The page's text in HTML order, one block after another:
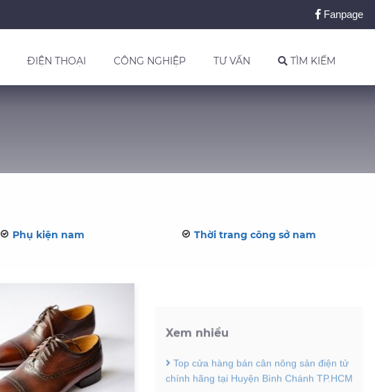
Fanpage
ĐIỆN THOẠI CÔNG NGHIỆP TƯ VẤN TÌM KIẾM
Phụ kiện nam Thời trang công sở nam
Top cửa hàng bán cân nông sản điện tử
Top cửa hàng bán đồng hồ chính hãng